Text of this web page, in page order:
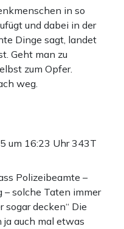
in so
und dabei in der
Dinge sagt, landet
Geht man zu
zum Opfer.
weg.
um 16:23 Uhr343T
Polizeibeamte –
solche Taten immer
decken“ Die
auch mal etwas